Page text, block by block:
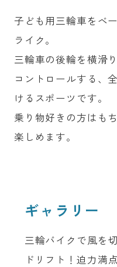
子ども用三輪車をベ
ライク。
三輪車の後輪を横滑
コントロールする、
けるスポーツです。
乗り物好きの方はも
楽しめます。
ギャラリー
三輪バイクで風を
ドリフト！迫力満